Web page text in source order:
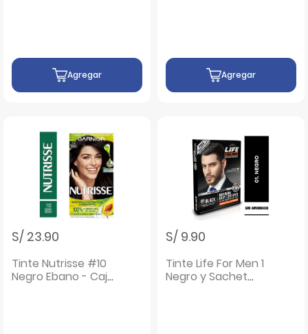
Agregar Agregar
S/ 23.90
Tinte Nutrisse #10
Negro Ebano - Caja
S/ 9.90
Tinte Life For Men 1
Negro y Sachet